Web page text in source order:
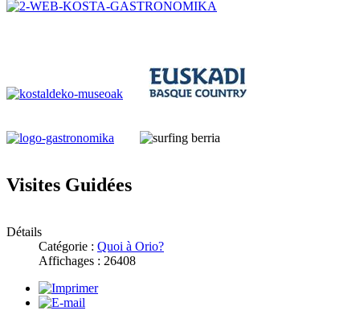
Visites Guidées
Détails
Catégorie : Quoi à Orio?
Affichages : 26408